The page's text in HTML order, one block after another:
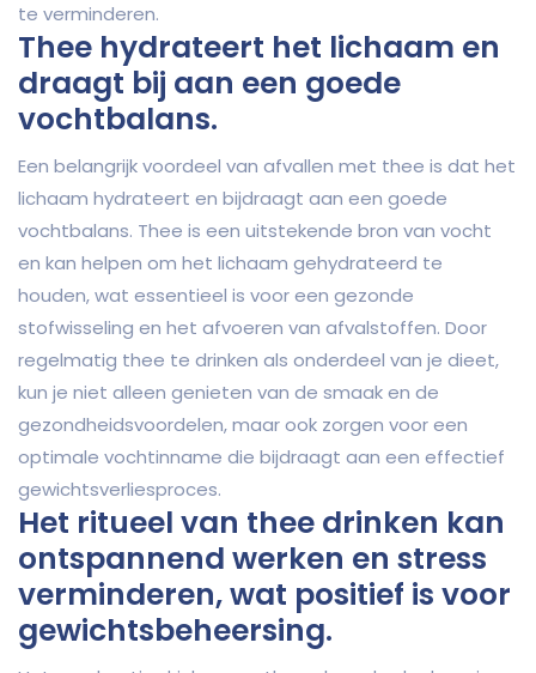
te verminderen.
Thee hydrateert het lichaam en
draagt bij aan een goede
vochtbalans.
Een belangrijk voordeel van afvallen met thee is dat het
lichaam hydrateert en bijdraagt aan een goede
vochtbalans. Thee is een uitstekende bron van vocht
en kan helpen om het lichaam gehydrateerd te
houden, wat essentieel is voor een gezonde
stofwisseling en het afvoeren van afvalstoffen. Door
regelmatig thee te drinken als onderdeel van je dieet,
kun je niet alleen genieten van de smaak en de
gezondheidsvoordelen, maar ook zorgen voor een
optimale vochtinname die bijdraagt aan een effectief
gewichtsverliesproces.
Het ritueel van thee drinken kan
ontspannend werken en stress
verminderen, wat positief is voor
gewichtsbeheersing.